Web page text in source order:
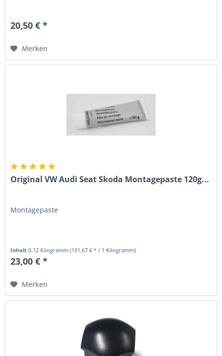
20,50 € *
Merken
Original VW Audi Seat Skoda Montagepaste 120g...
Montagepaste
Inhalt0.12 Kilogramm(191,67 € * / 1 Kilogramm)
23,00 € *
Merken